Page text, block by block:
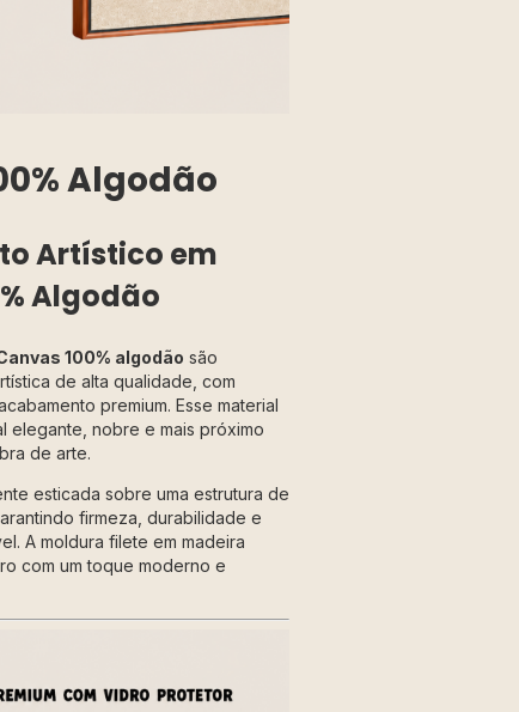
Algodão
Artístico em
Algodão
100% algodão são
de alta qualidade, com
premium. Esse material
elegante, nobre e mais próximo
de arte.
esticada sobre uma estrutura de
firmeza, durabilidade e
A moldura filete em madeira
com um toque moderno e